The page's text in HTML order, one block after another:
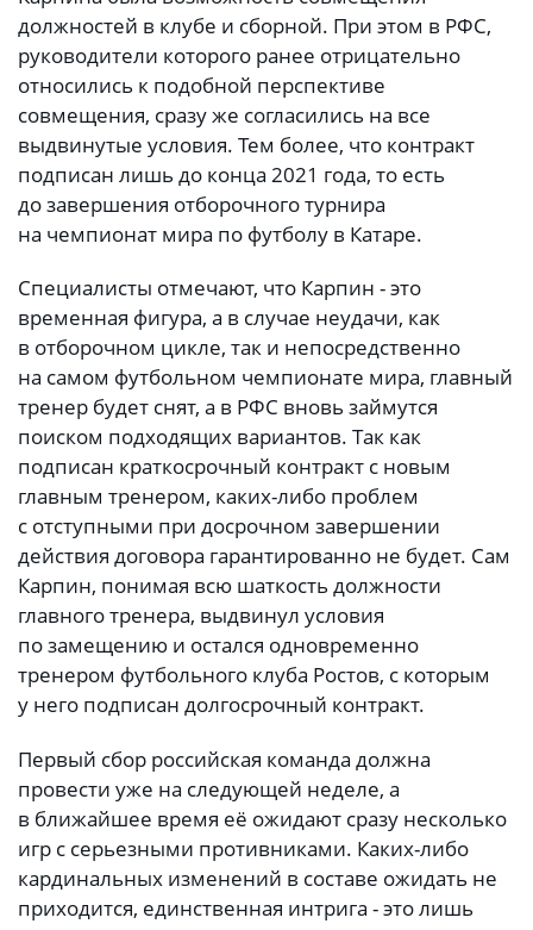
должностей в клубе и сборной. При этом в РФС,
руководители которого ранее отрицательно
относились к подобной перспективе
совмещения, сразу же согласились на все
выдвинутые условия. Тем более, что контракт
подписан лишь до конца 2021 года, то есть
до завершения отборочного турнира
на чемпионат мира по футболу в Катаре.
Специалисты отмечают, что Карпин - это
временная фигура, а в случае неудачи, как
в отборочном цикле, так и непосредственно
на самом футбольном чемпионате мира, главный
тренер будет снят, а в РФС вновь займутся
поиском подходящих вариантов. Так как
подписан краткосрочный контракт с новым
главным тренером, каких-либо проблем
с отступными при досрочном завершении
действия договора гарантированно не будет. Сам
Карпин, понимая всю шаткость должности
главного тренера, выдвинул условия
по замещению и остался одновременно
тренером футбольного клуба Ростов, с которым
у него подписан долгосрочный контракт.
Первый сбор российская команда должна
провести уже на следующей неделе, а
в ближайшее время её ожидают сразу несколько
игр с серьезными противниками. Каких-либо
кардинальных изменений в составе ожидать не
приходится, единственная интрига - это лишь